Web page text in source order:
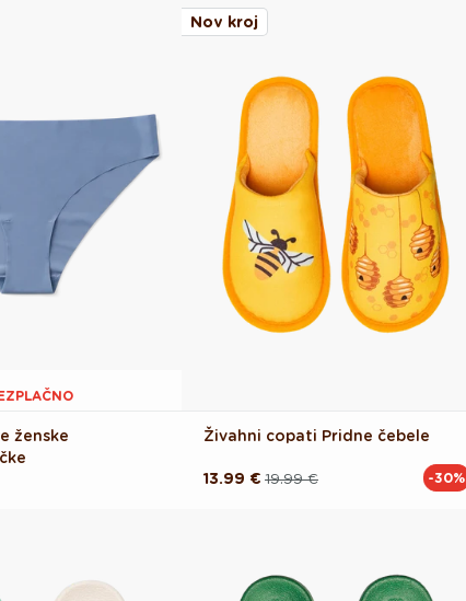
ženske
Nov kroj
Živahni copati Pridne čebele
Redna 19.99 €
Akcijska
13.99 € -30%